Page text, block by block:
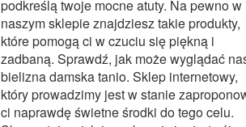
podkreślą twoje mocne atuty. Na pewno w
naszym sklepie znajdziesz takie produkty,
które pomogą ci w czuciu się piękną i
zadbaną. Sprawdź, jak może wyglądać
bielizna damska tanio. Sklep internetowy,
który prowadzimy jest w stanie
ci naprawdę świetne środki do tego celu.